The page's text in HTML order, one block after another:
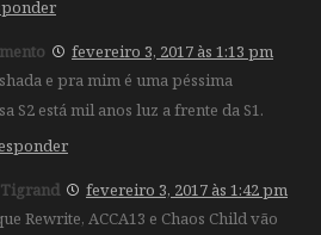
fevereiro 3, 2017 às 1:13 pm
e pra mim é uma péssima
S2 está mil anos luz a frente da S1.
fevereiro 3, 2017 às 1:42 pm
Rewrite, ACCA13 e Chaos Child vão